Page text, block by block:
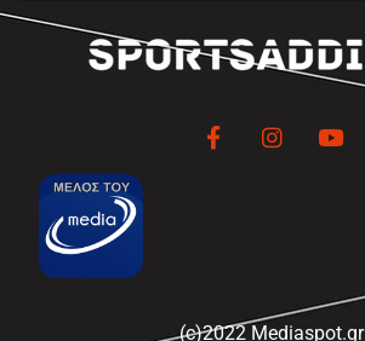
(c)2022 Mediaspot.gr